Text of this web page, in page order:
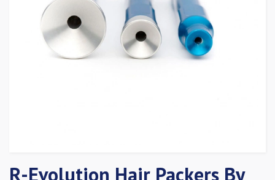
R-Evolution Hair Packers By